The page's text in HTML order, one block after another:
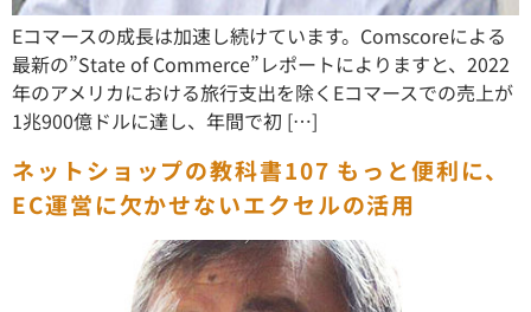
Eコマースの成長は加速し続けています。Comscoreによる
最新の”State of Commerce”レポートによりますと、2022
年のアメリカにおける旅行支出を除くEコマースでの売上が
1兆900億ドルに達し、年間で初 […]
ネットショップの教科書107 もっと便利に、
EC運営に欠かせないエクセルの活用